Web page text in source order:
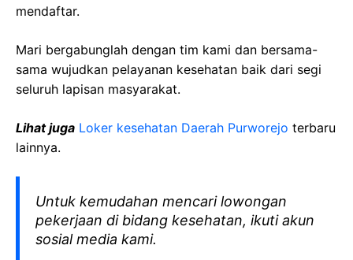
mendaftar.
Mari bergabunglah dengan tim kami dan bersama-
sama wujudkan pelayanan kesehatan baik dari segi
seluruh lapisan masyarakat.
Lihat juga Loker kesehatan Daerah Purworejo terbaru
lainnya.
Untuk kemudahan mencari lowongan
pekerjaan di bidang kesehatan, ikuti akun
sosial media kami.